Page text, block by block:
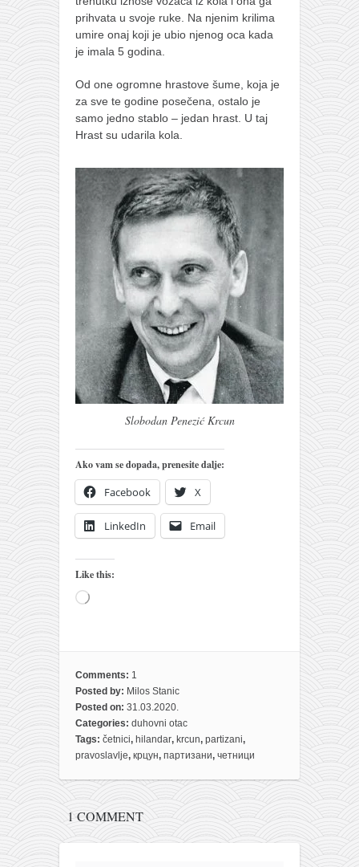
prihvata u svoje ruke. Na njenim krilima
umire onaj koji je ubio njenog oca kada
je imala 5 godina.
Od one ogromne hrastove šume, koja je
za sve te godine posečena, ostalo je
samo jedno stablo – jedan hrast. U taj
Hrast su udarila kola.
Slobodan Penezić Krcun
Ako vam se dopada, prenesite dalje:
Facebook X
LinkedIn Email
Like this:
Loading…
Comments: 1
Posted by: Milos Stanic
Posted on: 31.03.2020.
Categories: duhovni otac
Tags: četnici, hilandar, krcun, partizani,
pravoslavlje, крцун, партизани, четници
1 COMMENT